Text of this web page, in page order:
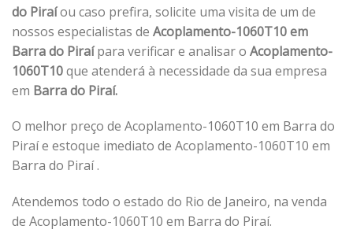
do Piraíou caso prefira, solicite uma visita de um de
nossos especialistas de Acoplamento-1060T10 em
Barra do Piraípara verificar e analisar o Acoplamento-
1060T10que atenderá à necessidade da sua empresa
em Barra do Piraí.
O melhor preço de Acoplamento-1060T10 em Barra do
Piraí e estoque imediato de Acoplamento-1060T10 em
Barra do Piraí .
Atendemos todo o estado do Rio de Janeiro, na venda
de Acoplamento-1060T10 em Barra do Piraí.